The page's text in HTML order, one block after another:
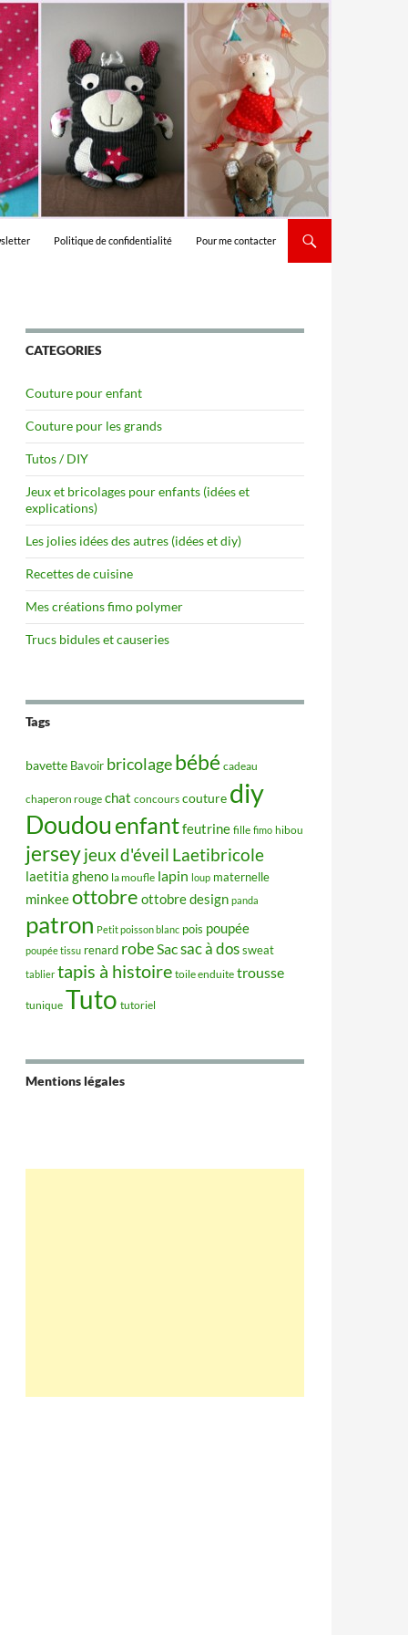
Politique de confidentialité Pour me contacter
CATEGORIES
Couture pour enfant
Couture pour les grands
Tutos / DIY
Jeux et bricolages pour enfants (idées et
explications)
Les jolies idées des autres (idées et diy)
Recettes de cuisine
Mes créations fimo polymer
Trucs bidules et causeries
Tags
bavette Bavoir bricolagebébé cadeau
chaperon rouge chat concours couture diy
Doudou enfantfeutrine fille fimo hibou
jerseyjeux d'éveil Laetibricole
laetitia gheno la moufle lapin loup maternelle
minkeeottobre ottobre design panda
patron Petit poisson blanc pois poupée
poupée tissu renard robeSacsac à dossweat
tablier tapis à histoire toile enduite trousse
tunique Tuto tutoriel
Mentions légales